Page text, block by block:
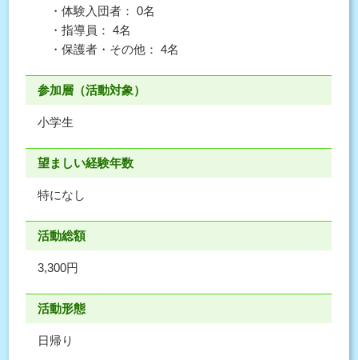
・体験入団者： 0名
・指導員： 4名
・保護者・その他： 4名
参加層（活動対象）
小学生
望ましい経験年数
特になし
活動総額
3,300円
活動形態
日帰り